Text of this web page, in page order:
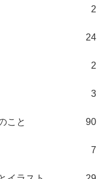
2
24
2
3
こと 90
7